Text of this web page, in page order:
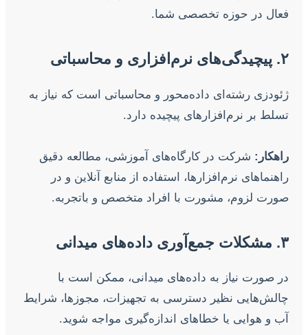
فعال در حوزه تخصصی شما.
۲. پیچیدگی‌های نرم‌افزاری و محاسباتی
ژئودزی رشته‌ای داده‌محور و محاسباتی است که نیاز به
تسلط بر نرم‌افزارهای پیچیده دارد.
راهکار: شرکت در کارگاه‌های آموزشی، مطالعه دقیق
راهنماهای نرم‌افزارها، استفاده از منابع آنلاین و در
صورت لزوم، مشورت با افراد متخصص و باتجربه.
۳. مشکلات جمع‌آوری داده‌های میدانی
در صورت نیاز به داده‌های میدانی، ممکن است با
چالش‌هایی نظیر دسترسی به تجهیزات، مجوزها، شرایط
آب و هوایی یا خطاهای اندازه‌گیری مواجه شوید.